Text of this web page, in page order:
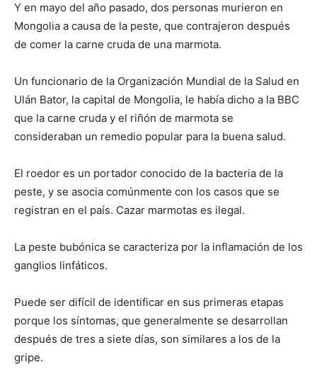
Y en mayo del año pasado, dos personas murieron en
Mongolia a causa de la peste, que contrajeron después
de comer la carne cruda de una marmota.
Un funcionario de la Organización Mundial de la Salud en
Ulán Bator, la capital de Mongolia, le había dicho a la BBC
que la carne cruda y el riñón de marmota se
consideraban un remedio popular para la buena salud.
El roedor es un portador conocido de la bacteria de la
peste, y se asocia comúnmente con los casos que se
registran en el país. Cazar marmotas es ilegal.
La peste bubónica se caracteriza por la inflamación de los
ganglios linfáticos.
Puede ser difícil de identificar en sus primeras etapas
porque los síntomas, que generalmente se desarrollan
después de tres a siete días, son similares a los de la
gripe.